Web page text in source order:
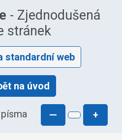
- Zjednodušená
stránek
standardní web
na úvod
— +